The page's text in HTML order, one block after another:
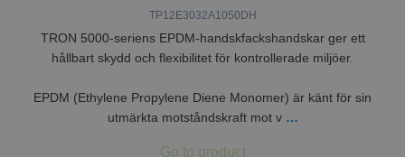
TP12E3032A1050DH
TRON 5000-seriens EPDM-handskfackshandskar ger ett
hållbart skydd och flexibilitet för kontrollerade miljöer.
EPDM (Ethylene Propylene Diene Monomer) är känt för sin
utmärkta motståndskraft mot v …